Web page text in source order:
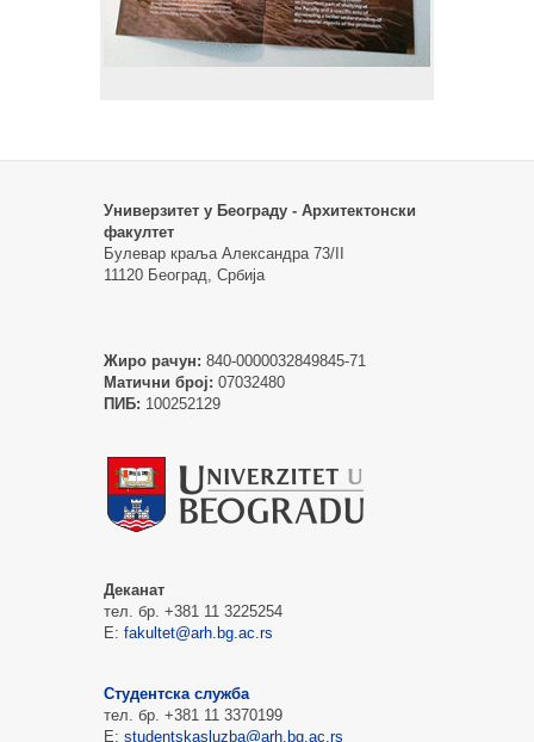
Универзитет у Београду - Архитектонски
факултет
Булевар краља Александра 73/II
11120 Београд, Србија
Жиро рачун: 840-0000032849845-71
Матични број: 07032480
ПИБ: 100252129
Деканат
тел. бр. +381 11 3225254
Е: fakultet@arh.bg.ac.rs
Студентска служба
тел. бр. +381 11 3370199
Е: studentskasluzba@arh.bg.ac.rs